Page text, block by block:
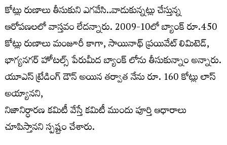
కోట్లు రుణాలు తీసుకుని ఎగవేసి..వాడుకున్నట్లు చేస్తున్న
ఆరోపణలలో వాస్తవం లేదన్నారు. 2009-10లో బ్యాంక్ రూ.450
కోట్లు రుణాలు మంజూరీ కాగా, సాయినాథ్ ప్రయివేట్ లిమిటెడ్,
భాగ్యనగర్ హోటల్స్ పేరుమీద బ్యాంక్ లోను తీసుకున్నాం అన్నారు.
యూఎస్ ట్రేడింగ్ డౌన్ అయిన తర్వాత నేను రూ. 160 కోట్లు లాస్
అయ్యానని,
నిజానిర్ధారణ కమిటీ వేస్తే కమిటీ ముందు పూర్తి ఆధారాలు
చూపిస్తానని స్పష్టం చేశారు.